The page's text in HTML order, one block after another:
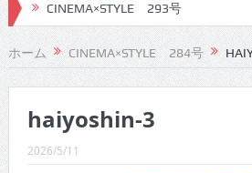
CINEMA×STYLE 293号
CINEMA×STYLE 292号
CINEMA×STYLE 291号
CINEMA×STYLE 290号
CINEMA×STYLE 289号
ホーム CINEMA×STYLE 284号
haiyoshin-3
2026/5/11